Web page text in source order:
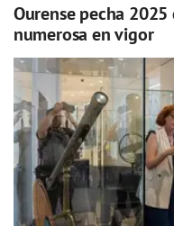
Ourense pecha
numerosa en vigor